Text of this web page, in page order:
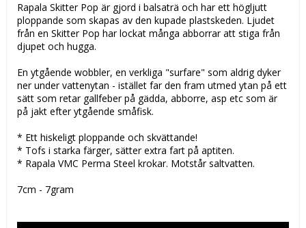
Rapala Skitter Pop är gjord i balsaträ och har ett högljutt
ploppande som skapas av den kupade plastskeden. Ljudet
från en Skitter Pop har lockat många abborrar att stiga från
djupet och hugga.
En ytgående wobbler, en verkliga "surfare" som aldrig dyker
ner under vattenytan - istället far den fram utmed ytan på ett
sätt som retar gallfeber på gädda, abborre, asp etc som är
på jakt efter ytgående småfisk.
* Ett hiskeligt ploppande och skvättande!
* Tofs i starka färger, sätter extra fart på aptiten.
* Rapala VMC Perma Steel krokar. Motstår saltvatten.
7cm - 7gram